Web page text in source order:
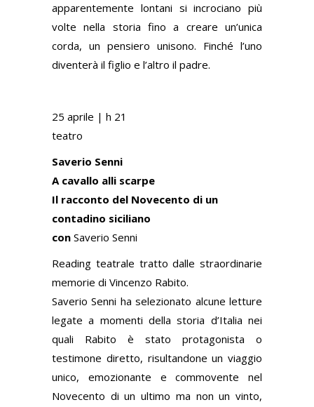
apparentemente lontani si incrociano più
volte nella storia fino a creare un’unica
corda, un pensiero unisono. Finché l’uno
diventerà il figlio e l’altro il padre.
25 aprile | h 21
teatro
Saverio Senni
A cavallo alli scarpe
Il racconto del Novecento di un
contadino siciliano
con Saverio Senni
Reading teatrale tratto dalle straordinarie
memorie di Vincenzo Rabito.
Saverio Senni ha selezionato alcune letture
legate a momenti della storia d’Italia nei
quali Rabito è stato protagonista o
testimone diretto, risultandone un viaggio
unico, emozionante e commovente nel
Novecento di un ultimo ma non un vinto,